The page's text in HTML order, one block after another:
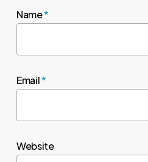
Name*
Email*
Website